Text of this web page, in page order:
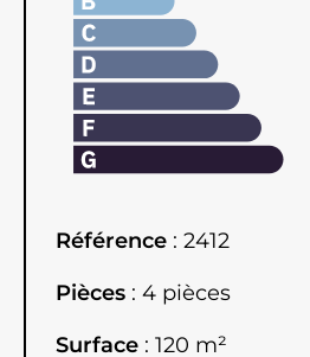
Référence
2412
Pièces
4 pièces
Surface
120 m²